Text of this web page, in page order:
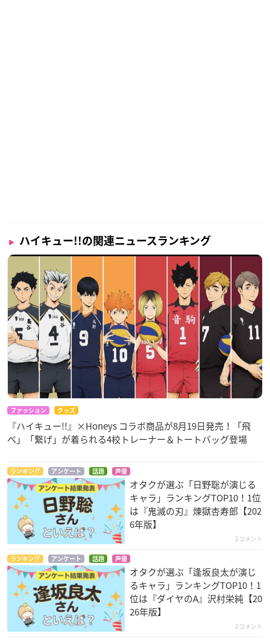
ハイキュー!!の関連ニュースランキング
ファッション グッズ
『ハイキュー!!』×Honeys コラボ商品が8月19日発売！「飛
べ」「繋げ」が着られる4校トレーナー＆トートバッグ登場
ランキング アンケート 話題 声優
オタクが選ぶ「日野聡が演じる
キャラ」ランキングTOP10！1位
は『鬼滅の刃』煉󠄁獄杏寿郎【202
6年版】
2コメント
ランキング アンケート 話題 声優
オタクが選ぶ「逢坂良太が演じ
るキャラ」ランキングTOP10！1
位は『ダイヤのA』沢村栄純【20
26年版】
2コメント